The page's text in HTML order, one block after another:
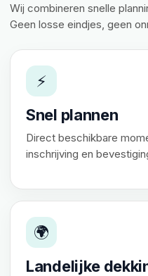
Wij combineren snelle
Geen losse eindjes, geen
⚡
Snel plannen
Direct beschikbare
inschrijving en
🌍
Landelijke